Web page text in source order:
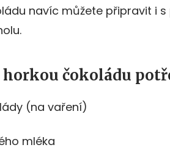
navíc můžete připravit i
čokoládu
(na vaření)
mléka